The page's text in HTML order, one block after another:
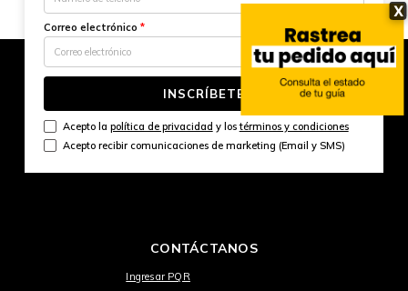
X
Correo electrónico *
INSCRÍBETE
Acepto la política de privacidad y lostérminos y condiciones
Acepto recibir comunicaciones de marketing (Email y SMS)
CONTÁCTANOS
Ingresar PQR